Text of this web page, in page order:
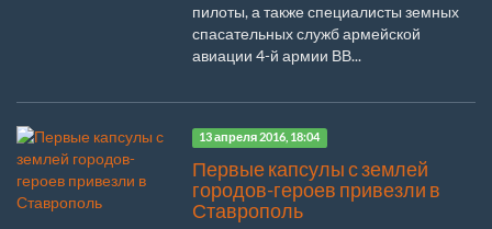
пилоты, а также специалисты земных
спасательных служб армейской
авиации 4-й армии ВВ...
13 апреля 2016, 18:04
Первые капсулы с землей
городов-героев привезли в
Ставрополь